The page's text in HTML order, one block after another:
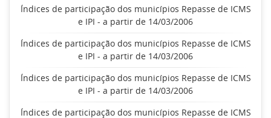
Índices de participação dos municípios Repasse de ICMS
e IPI - a partir de 14/03/2006
Índices de participação dos municípios Repasse de ICMS
e IPI - a partir de 14/03/2006
Índices de participação dos municípios Repasse de ICMS
e IPI - a partir de 14/03/2006
Índices de participação dos municípios Repasse de ICMS